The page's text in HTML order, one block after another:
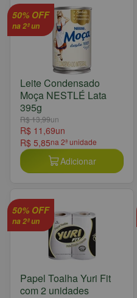
50% OFF
na 2ª un
Leite Condensado
Moça NESTLÉ Lata
395g
R$ 13,99un
R$ 11,69un
R$ 5,85na 2ª unidade
Adicionar
50% OFF
na 2ª un
Papel Toalha Yuri Fit
com 2 unidades